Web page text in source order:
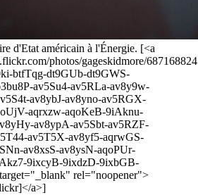
d'Etat américain à l'Énergie. [<a
photos/gageskidmore/
btfTqg-dt9GUb-dt9GWS-
av5Su4-av5RLa-av8y9w-
av8ybJ-av8yno-av5RGX-
aqrxzw-aqoKeB-9iAknu-
av8ypA-av5Sbt-av5RZF-
av5T5X-av8yf5-aqrwGS-
av8xsS-av8ysN-aqoPUr-
9ixcyB-9ixdzD-9ixbGB-
rel="noopener">
a>]